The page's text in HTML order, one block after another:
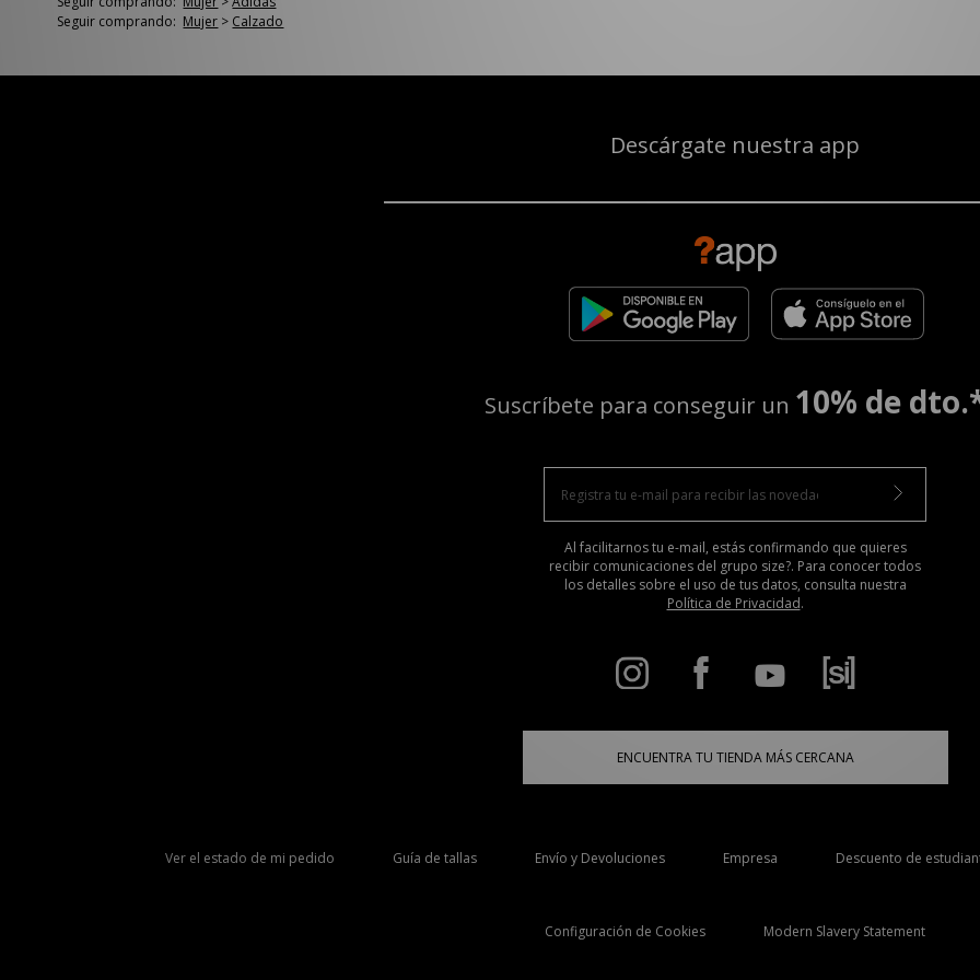
Seguir comprando: Mujer > Calzado
Descárgate nuestra app
Suscríbete para conseguir un 10% de
Al facilitarnos tu e-mail, estás confirmando que quieres
recibir comunicaciones del grupo size?. Para conocer todos
los detalles sobre el uso de tus datos, consulta nuestra
Política de Privacidad.
ENCUENTRA TU TIENDA MÁS CERCANA
Ver el estado de mi pedido Guía de tallas Envío y Devoluciones Empresa Descuento de
Configuración de Cookies Modern Slavery Statement